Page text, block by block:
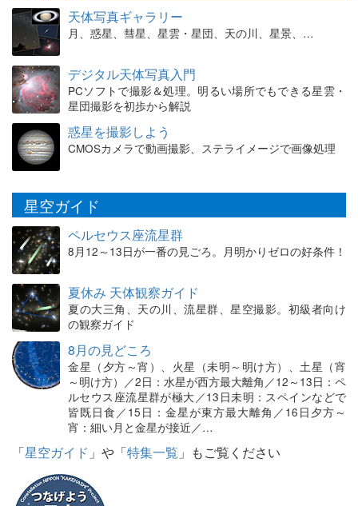
天体写真ギャラリー
月、惑星、彗星、星雲・星団、天の川、星景、…
デジタル天体写真入門
PCソフトで撮影＆処理。明るい場所でもできる星雲・
星団撮影を初歩から解説
惑星を撮影しよう
CMOSカメラで動画撮影、ステライメージで画像処理
星空ガイド
ペルセウス座流星群
8月12～13日が一番の見ごろ。月明かりゼロの好条件！
夏休み 天体観察ガイド
夏の大三角、天の川、流星群、星空撮影。初級者向け
の観察ガイド
8月の見どころ
金星（夕方～宵）、火星（未明～明け方）、土星（宵
～明け方）／2日：水星が西方最大離角／12～13日：ペ
ルセウス座流星群が極大／13日未明：スペインなどで
皆既日食／15日：金星が東方最大離角／16日夕方～
宵：細い月と金星が接近／…
「星空ガイド 」や「特集一覧 」もご覧ください